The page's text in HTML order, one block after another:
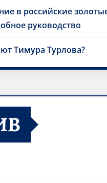
в российские
руководство
Тимура Турлова?